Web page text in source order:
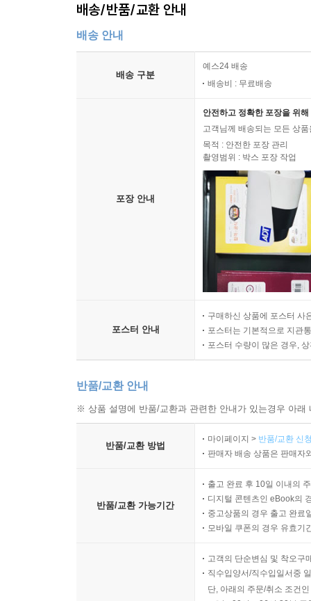
배송/반품/교환 안내
배송 안내
배송 구분
예스24 배송
배송비 : 무료배송
포장 안내
안전하고 정확한 포장을 위
고객님께 배송되는 모든 상
목적 : 안전한 포장 관리
촬영범위 : 박스 포장 작업
포스터 안내
구매하신 상품에 포스터 사
포스터는 기본적으로 지관
포스터 수량이 많은 경우,
반품/교환 안내
※ 상품 설명에 반품/교환과 관련한 안내가 있는경우 아
반품/교환 방법
마이페이지 > 반품/교환 신
판매자 배송 상품은 판매자
반품/교환 가능기간
출고 완료 후 10일 이내의
디지털 콘텐츠인 eBook의
중고상품의 경우 출고 완료
모바일 쿠폰의 경우 유효기
고객의 단순변심 및 착오구
직수입양서/직수입일서중
단, 아래의 주문/취소 조건